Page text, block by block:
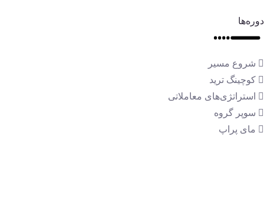
دوره‌ها
شروع مسیر
کوچینگ ترید
استراتژی‌های معاملاتی
سوپر گروه
مای پراپ